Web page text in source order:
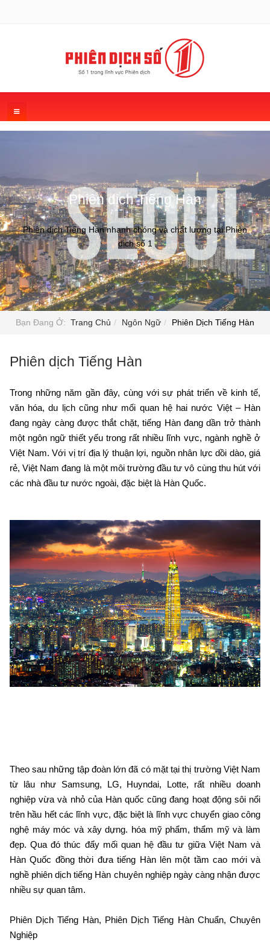
Phiên dịch Tiếng Hàn
Phiên dịch Tiếng Hàn nhanh chóng và chất lượng tại Phiên
dịch số 1
Bạn Đang Ở: Trang Chủ Ngôn Ngữ Phiên Dịch Tiếng Hàn
Phiên dịch Tiếng Hàn
Trong những năm gần đây, cùng với sự phát triển về kinh tế,
văn hóa, du lịch cũng như mối quan hệ hai nước Việt – Hàn
đang ngày càng được thắt chặt, tiếng Hàn đang dần trở thành
một ngôn ngữ thiết yếu trong rất nhiều lĩnh vực, ngành nghề ở
Việt Nam. Với vị trí địa lý thuận lợi, nguồn nhân lực dồi dào, giá
rẻ, Việt Nam đang là một môi trường đầu tư vô cùng thu hút với
các nhà đầu tư nước ngoài, đặc biệt là Hàn Quốc.
Theo sau những tập đoàn lớn đã có mặt tại thị trường Việt Nam
từ lâu như Samsung, LG, Huyndai, Lotte, rất nhiều doanh
nghiệp vừa và nhỏ của Hàn quốc cũng đang hoạt động sôi nổi
trên hầu hết các lĩnh vực, đặc biệt là lĩnh vực chuyển giao công
nghệ máy móc và xây dựng. hóa mỹ phẩm, thẩm mỹ và làm
đẹp. Qua đó thúc đẩy mối quan hệ đầu tư giữa Việt Nam và
Hàn Quốc đồng thời đưa tiếng Hàn lên một tầm cao mới và
nghề phiên dịch tiếng Hàn chuyên nghiệp ngày càng nhận được
nhiều sự quan tâm.
Phiên Dịch Tiếng Hàn, Phiên Dịch Tiếng Hàn Chuẩn, Chuyên
Nghiệp